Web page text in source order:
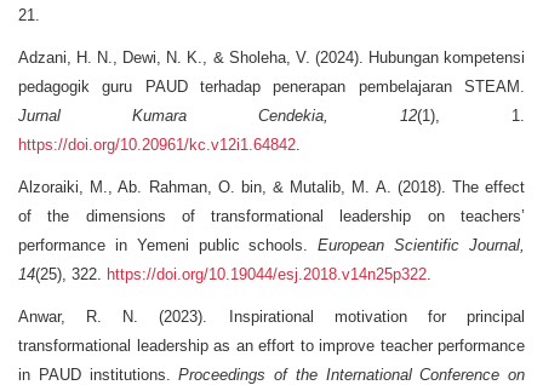
21.
Adzani, H. N., Dewi, N. K., & Sholeha, V. (2024). Hubungan kompetensi
pedagogik guru PAUD terhadap penerapan pembelajaran STEAM.
Jurnal Kumara Cendekia, 12(1), 1.
https://doi.org/10.20961/kc.v12i1.64842.
Alzoraiki, M., Ab. Rahman, O. bin, & Mutalib, M. A. (2018). The effect
of the dimensions of transformational leadership on teachers’
performance in Yemeni public schools.European Scientific Journal,
14(25), 322. https://doi.org/10.19044/esj.2018.v14n25p322.
Anwar, R. N. (2023). Inspirational motivation for principal
transformational leadership as an effort to improve teacher performance
in PAUD institutions.Proceedings of the International Conference on